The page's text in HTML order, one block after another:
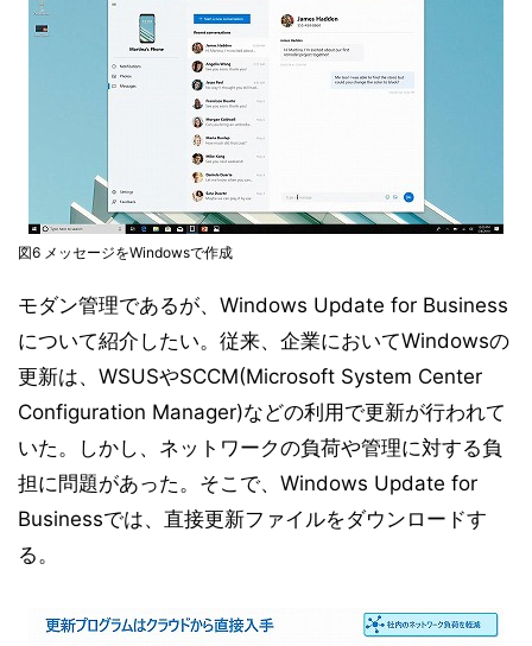
図6 メッセージをWindowsで作成
モダン管理であるが、Windows Update for Business
について紹介したい。従来、企業においてWindowsの
更新は、WSUSやSCCM(Microsoft System Center
Configuration Manager)などの利用で更新が行われて
いた。しかし、ネットワークの負荷や管理に対する負
担に問題があった。そこで、Windows Update for
Businessでは、直接更新ファイルをダウンロードす
る。